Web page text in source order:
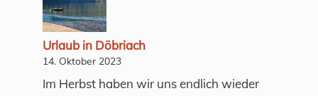
Urlaub in Döbriach
14. Oktober 2023
Im Herbst haben wir uns endlich wieder